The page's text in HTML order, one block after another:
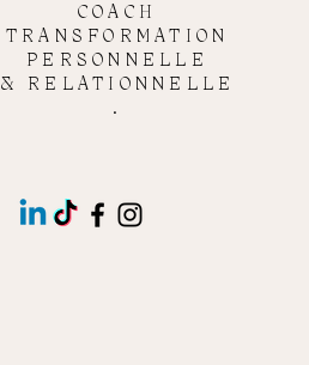
COACH
TRANSFORMATION
PERSONNELLE
& RELATIONNELLE
.